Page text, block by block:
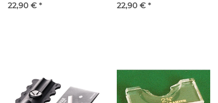
22,90 € *
22,90 € *